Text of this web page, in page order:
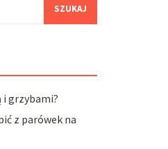
grzybami?
z parówek na